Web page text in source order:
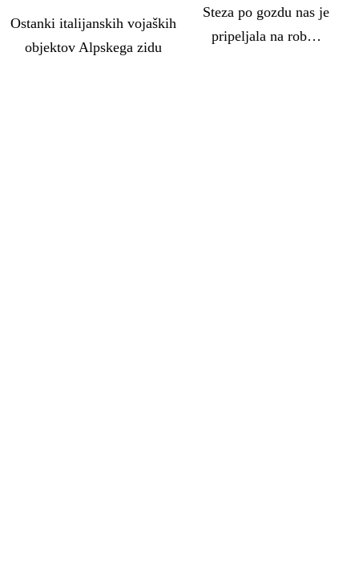
Ostanki italijanskih vojaških
objektov Alpskega zidu
Steza po gozdu nas je
pripeljala na rob…